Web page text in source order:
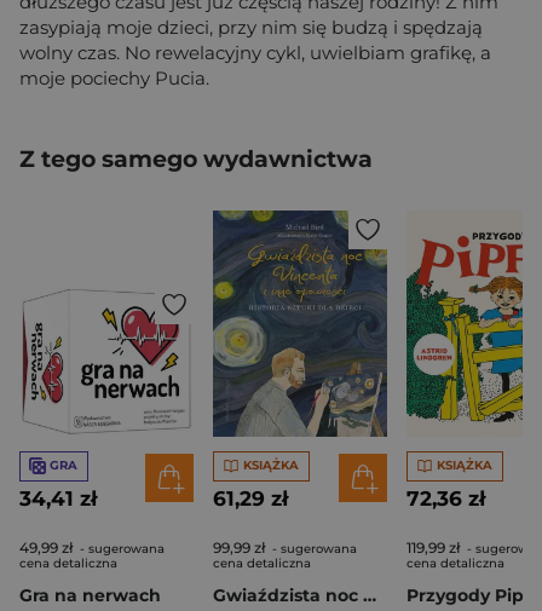
zasypiają moje dzieci, przy nim się budzą i spędzają
wolny czas. No rewelacyjny cykl, uwielbiam grafikę, a
moje pociechy Pucia.
Z tego samego wydawnictwa
GRA
34,41 zł
49,99 zł - sugerowana
cena detaliczna
Gra na nerwach
KSIĄŻKA
61,29 zł
99,99 zł - sugerowana
cena detaliczna
Gwiaździsta noc Vincenta i inne opowieści. Historia sztuki dla dzieci wyd. 2026
KSIĄŻKA
72,36 zł
119,99 zł -
cena detaliczna
Przygody Pippi